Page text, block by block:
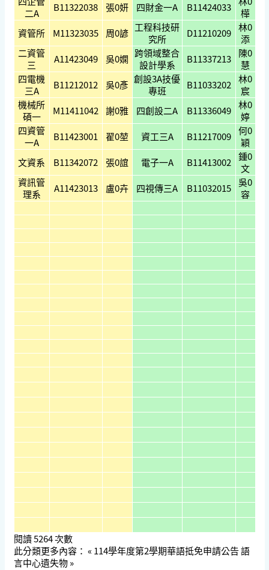
二A
B11322038 張0妍 四財金一A B11424033
樺
資管所
M11323035 周0諺 工程科技研
究所
D11210209 林0
添
二資管
三
A11423049 吳0嫻 跨領域整合
設計學系
B11337213
陳0
慧
四電機
三A
B11212012 吳0彥 創設3A技優
專班
B11033202 林0
宸
機械所
碩一
M11411042 謝0雅 四創設二A B11336049 林0
婷
四資管
一A
B11423001 翟0堃 資工三A B11217009 何0
穎
文資系
B11342072 張0誼 電子一A B11413002 鍾0
文
資訊管
理系
A11423013 盧0卉 四視傳三A B11032015 吳0
容
閱讀5264次數
此分類更多內容： « 114學年度第2學期華語抵免申請公告語
言中心遺失物 »